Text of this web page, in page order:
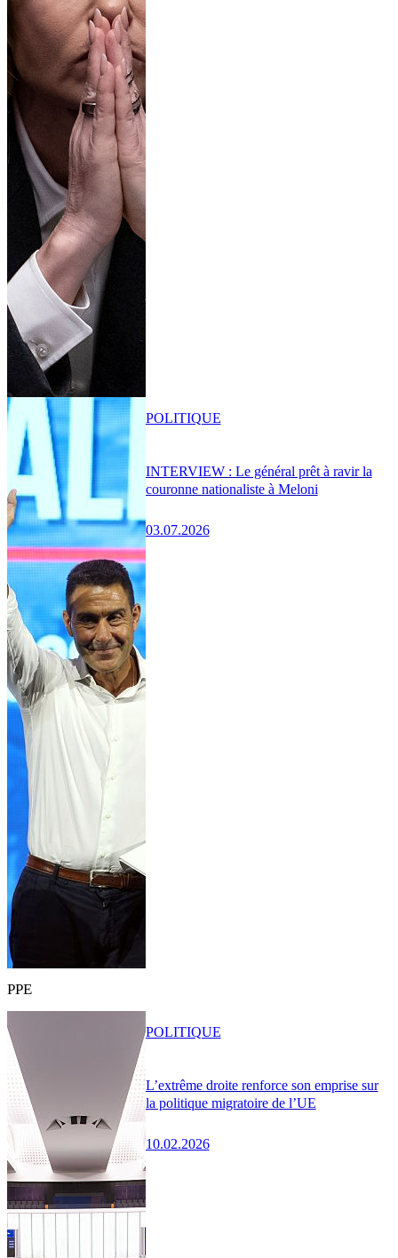
INTERVIEW : Le général prêt à ravir la
couronne nationaliste à Meloni
03.07.2026
POLITIQUE
PPE
L’extrême droite renforce son emprise sur
la politique migratoire de l’UE
10.02.2026
POLITIQUE